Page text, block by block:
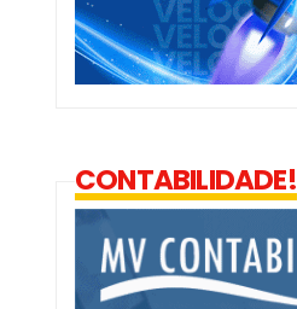
CONTABILIDADE!